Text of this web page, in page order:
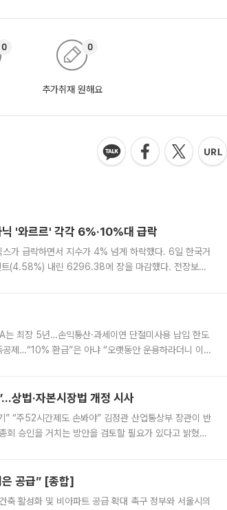
0
추가취재 원해요
0
'와르르' 각각 6%·10%대 급락
가 급락하면서 지수가 4% 넘게 하락했다. 6일 한국거
(4.58%) 내린 6296.38에 장을 마감했다. 전장보다
최장 5년…손익통산·과세이연 단절미사용 납입 한도
제…“10% 환급”은 아냐 “오랫동안 운용하라더니 이제
상법·자본시장법 개정 시사
“주52시간제도 손봐야” 김정관 산업통상부 장관이 반
승인을 거치는 방안을 검토할 필요가 있다고 밝혔다.
공급” [종합]
축 활성화 및 비아파트 공급 확대 촉구 정부와 서울시의